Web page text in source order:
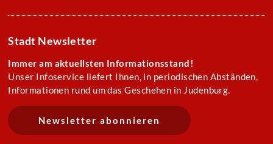
Stadt Newsletter
Immer am aktuellsten Informationsstand!
Unser Infoservice liefert Ihnen, in periodischen Abständen,
Informationen rund um das Geschehen in Judenburg.
Newsletter abonnieren